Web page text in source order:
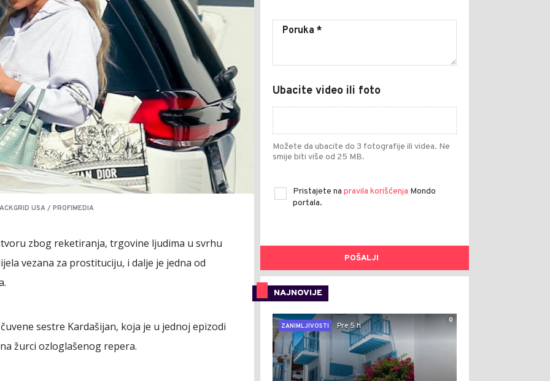
USA / PROFIMEDIA
zbog reketiranja, trgovine ljudima u svrhu
vezana za prostituciju, i dalje je jedna od
sestre Kardašijan, koja je u jednoj epizodi
žurci ozloglašenog repera.
Ubacite video ili foto
Možete da ubacite do 3 fotografije ili videa. Ne
smije biti više od 25 MB.
Pristajete na pravila korišćenja Mondo
portala.
POŠALJI
NAJNOVIJE
0
ZANIMLJIVOSTI
Pre 5 h